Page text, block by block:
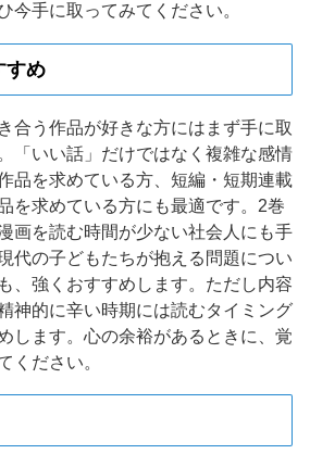
今手に取ってみてください。
すめ
合う作品が好きな方にはまず手に取
「いい話」だけではなく複雑な感情
品を求めている方、短編・短期連載
を求めている方にも最適です。2巻
画を読む時間が少ない社会人にも手
代の子どもたちが抱える問題につい
、強くおすすめします。ただし内容
神的に辛い時期には読むタイミング
します。心の余裕があるときに、覚
ください。